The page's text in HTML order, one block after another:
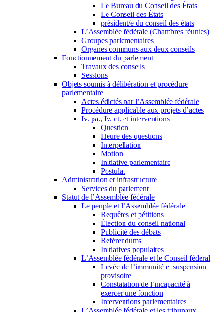
Le Bureau du Conseil des États
Le Conseil des États
président/e du conseil des états
L’Assemblée fédérale (Chambres réunies)
Groupes parlementaires
Organes communs aux deux conseils
Fonctionnement du parlement
Travaux des conseils
Sessions
Objets soumis à délibération et procédure
parlementaire
Actes édictés par l’Assemblée fédérale
Procédure applicable aux projets d’actes
Iv. pa., Iv. ct. et interventions
Question
Heure des questions
Interpellation
Motion
Initiative parlementaire
Postulat
Administration et infrastructure
Services du parlement
Statut de l’Assemblée fédérale
Le peuple et l’Assemblée fédérale
Requêtes et pétitions
Élection du conseil national
Publicité des débats
Référendums
Initiatives populaires
L’Assemblée fédérale et le Conseil fédéral
Levée de l’immunité et suspension
provisoire
Constatation de l’incapacité à
exercer une fonction
Interventions parlementaires